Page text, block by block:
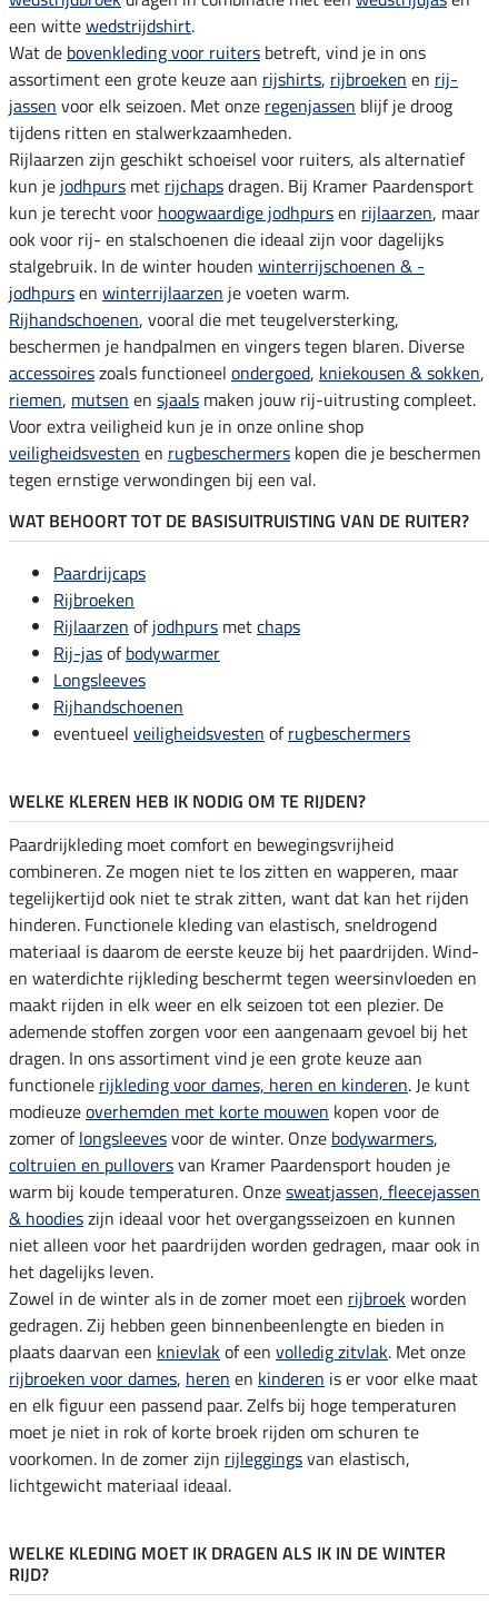
een wittewedstrijdshirt.
Wat de bovenkleding voor ruiters betreft, vind je in ons
assortiment een grote keuze aan rijshirts, rijbroeken en rij-
jassen voor elk seizoen. Met onze regenjassen blijf je droog
tijdens ritten en stalwerkzaamheden.
Rijlaarzen zijn geschikt schoeisel voor ruiters, als alternatief
kun je jodhpurs met rijchapsdragen. Bij Kramer Paardensport
kun je terecht voor hoogwaardige jodhpursen rijlaarzen, maar
ook voor rij- en stalschoenen die ideaal zijn voor dagelijks
stalgebruik. In de winter houden winterrijschoenen & -
jodhpursen winterrijlaarzen je voeten warm.
Rijhandschoenen, vooral die met teugelversterking,
beschermen je handpalmen en vingers tegen blaren. Diverse
accessoireszoals functioneel ondergoed, kniekousen & sokken,
riemen, mutsen en sjaals maken jouw rij-uitrusting compleet.
Voor extra veiligheid kun je in onze online shop
veiligheidsvesten en rugbeschermers kopen die je beschermen
tegen ernstige verwondingen bij een val.
WAT BEHOORT TOT DE BASISUITRUISTING VAN DE RUITER?
Paardrijcaps
Rijbroeken
Rijlaarzen ofjodhpurs metchaps
Rij-jasofbodywarmer
Longsleeves
Rijhandschoenen
eventueel veiligheidsvesten ofrugbeschermers
WELKE KLEREN HEB IK NODIG OM TE RIJDEN?
Paardrijkleding moet comfort en bewegingsvrijheid
combineren. Ze mogen niet te los zitten en wapperen, maar
tegelijkertijd ook niet te strak zitten, want dat kan het rijden
hinderen. Functionele kleding van elastisch, sneldrogend
materiaal is daarom de eerste keuze bij het paardrijden. Wind-
en waterdichte rijkleding beschermt tegen weersinvloeden en
maakt rijden in elk weer en elk seizoen tot een plezier. De
ademende stoffen zorgen voor een aangenaam gevoel bij het
dragen. In ons assortiment vind je een grote keuze aan
functionele rijkleding voor dames, heren en kinderen. Je kunt
modieuzeoverhemden met korte mouwen kopen voor de
zomer oflongsleevesvoor de winter. Onze bodywarmers,
coltruien en pulloversvan Kramer Paardensport houden je
warm bij koude temperaturen. Onzesweatjassen, fleecejassen
& hoodieszijn ideaal voor het overgangsseizoen en kunnen
niet alleen voor het paardrijden worden gedragen, maar ook in
het dagelijks leven.
Zowel in de winter als in de zomer moet een rijbroekworden
gedragen. Zij hebben geen binnenbeenlengte en bieden in
plaats daarvan een knievlakof een volledig zitvlak. Met onze
rijbroeken voor dames, heren en kinderen is er voor elke maat
en elk figuur een passend paar. Zelfs bij hoge temperaturen
moet je niet in rok of korte broek rijden om schuren te
voorkomen. In de zomer zijn rijleggingsvan elastisch,
lichtgewicht materiaal ideaal.
WELKE KLEDING MOET IK DRAGEN ALS IK IN DE WINTER
RIJD?